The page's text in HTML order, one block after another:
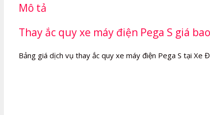
S
lượng
Mô tả
Thay ắc quy xe máy điện Pega S giá
Bảng giá dịch vụ thay ắc quy xe máy điện Pega S tại Xe